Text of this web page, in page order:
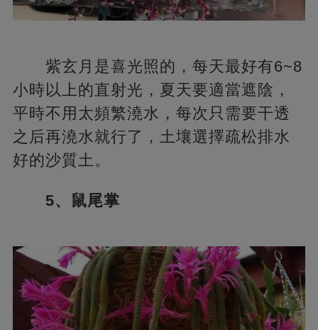
紫玄月是喜光照的，每天最好有6~8
小時以上的直射光，夏天要適當遮陰，
平時不用太頻繁澆水，每次只需要干透
之后再澆水就行了，土壤選擇疏松排水
好的沙質土。
5、鼠尾掌